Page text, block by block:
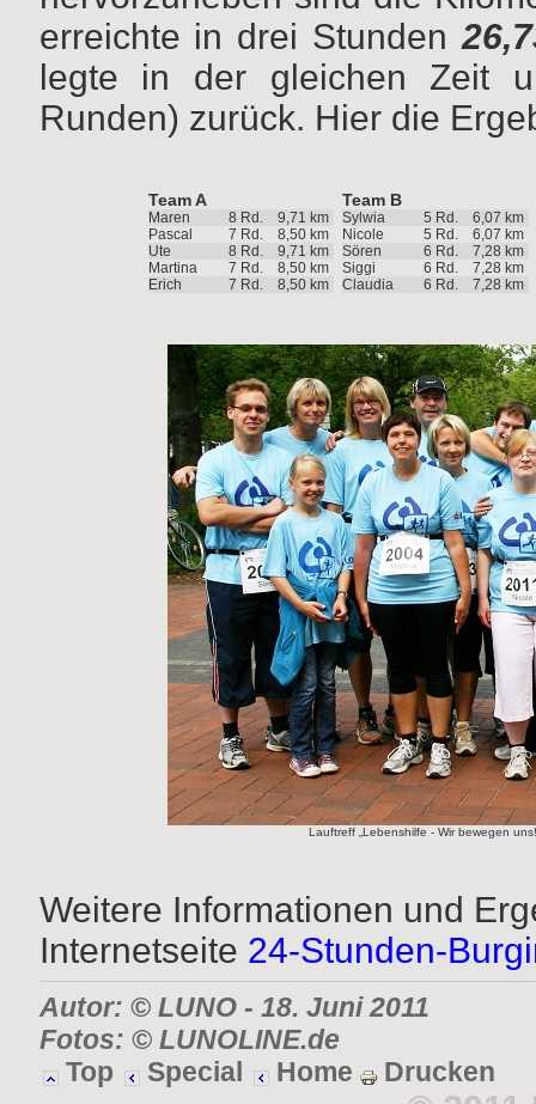
erreichte in drei Stunden
legte in der gleichen Zeit
Runden) zurück. Hier die
Team A Team B
Maren 8 Rd. 9,71 km Sylwia 5 Rd.
6,07 km
Pascal
7 Rd. 8,50 km Nicole 5 Rd.
6,07 km
Ute
8 Rd. 9,71 km Sören 6 Rd.
7,28 km
Martina
7 Rd. 8,50 km Siggi 6 Rd.
7,28 km
Erich
7 Rd. 8,50 km Claudia 6 Rd. 7,28 km
Lauftreff „Lebenshilfe - Wir bewegen
Weitere Informationen und
Internetseite 24-Stunden-
Autor: © LUNO- 18. Juni 2011
Fotos: © LUNOLINE.de
Top
Special Home Drucken